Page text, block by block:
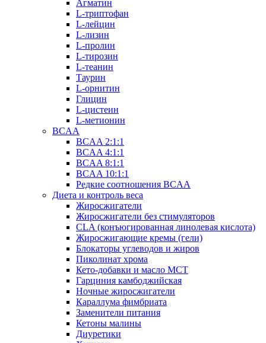
Агматин
L-триптофан
L-лейцин
L-лизин
L-пролин
L-тирозин
L-теанин
Таурин
L-орнитин
Глицин
L-цистеин
L-метионин
BCAA
BCAA 2:1:1
BCAA 4:1:1
BCAA 8:1:1
BCAA 10:1:1
Редкие соотношения BCAA
Диета и контроль веса
Жиросжигатели
Жиросжигатели без стимуляторов
CLA (конъюгированная линолевая кислота)
Жиросжигающие кремы (гели)
Блокаторы углеводов и жиров
Пиколинат хрома
Кето-добавки и масло МСТ
Гарциния камбоджийская
Ночные жиросжигатели
Караллума фимбриата
Заменители питания
Кетоны малины
Диуретики